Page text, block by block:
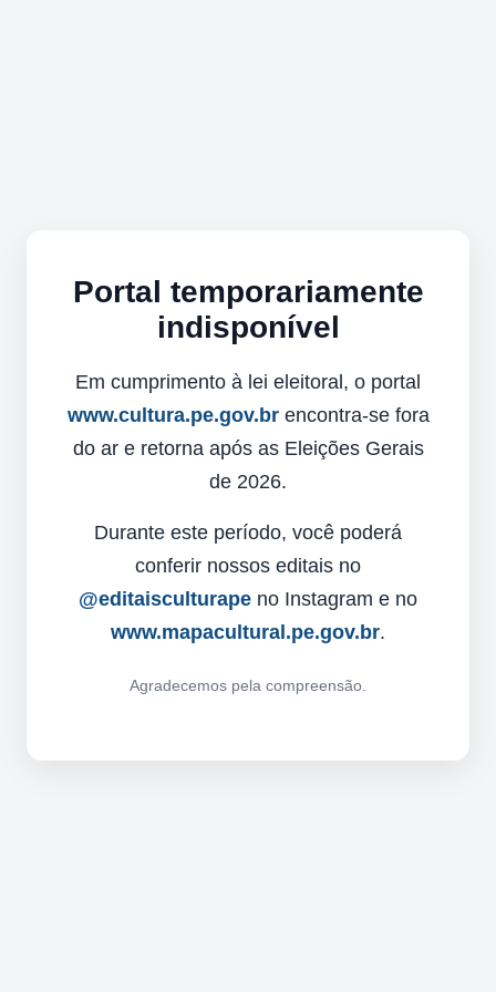
Portal temporariamente
indisponível
Em cumprimento à lei eleitoral, o portal
www.cultura.pe.gov.brencontra-se fora
do ar e retorna após as Eleições Gerais
de 2026.
Durante este período, você poderá
conferir nossos editais no
@editaisculturape no Instagram e no
www.mapacultural.pe.gov.br.
Agradecemos pela compreensão.